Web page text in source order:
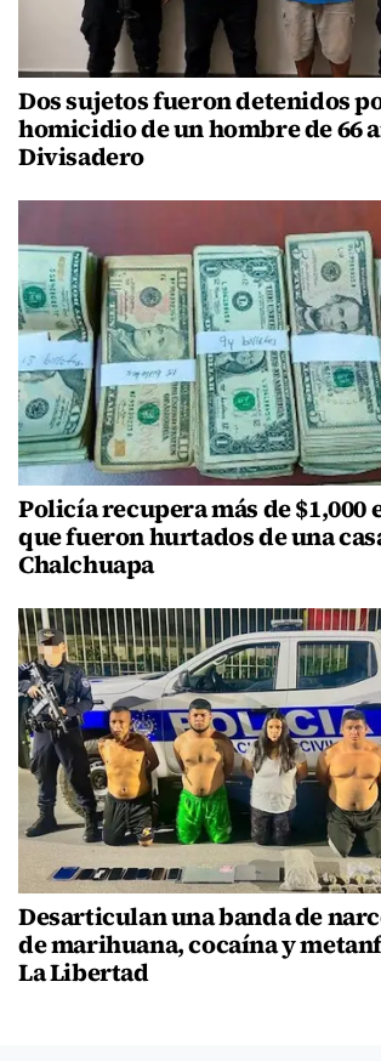
Dos sujetos fueron detenidos
homicidio de un hombre de 66
Divisadero
Policía recupera más de $1,000
que fueron hurtados de una
Chalchuapa
Desarticulan una banda de
de marihuana, cocaína y
La Libertad